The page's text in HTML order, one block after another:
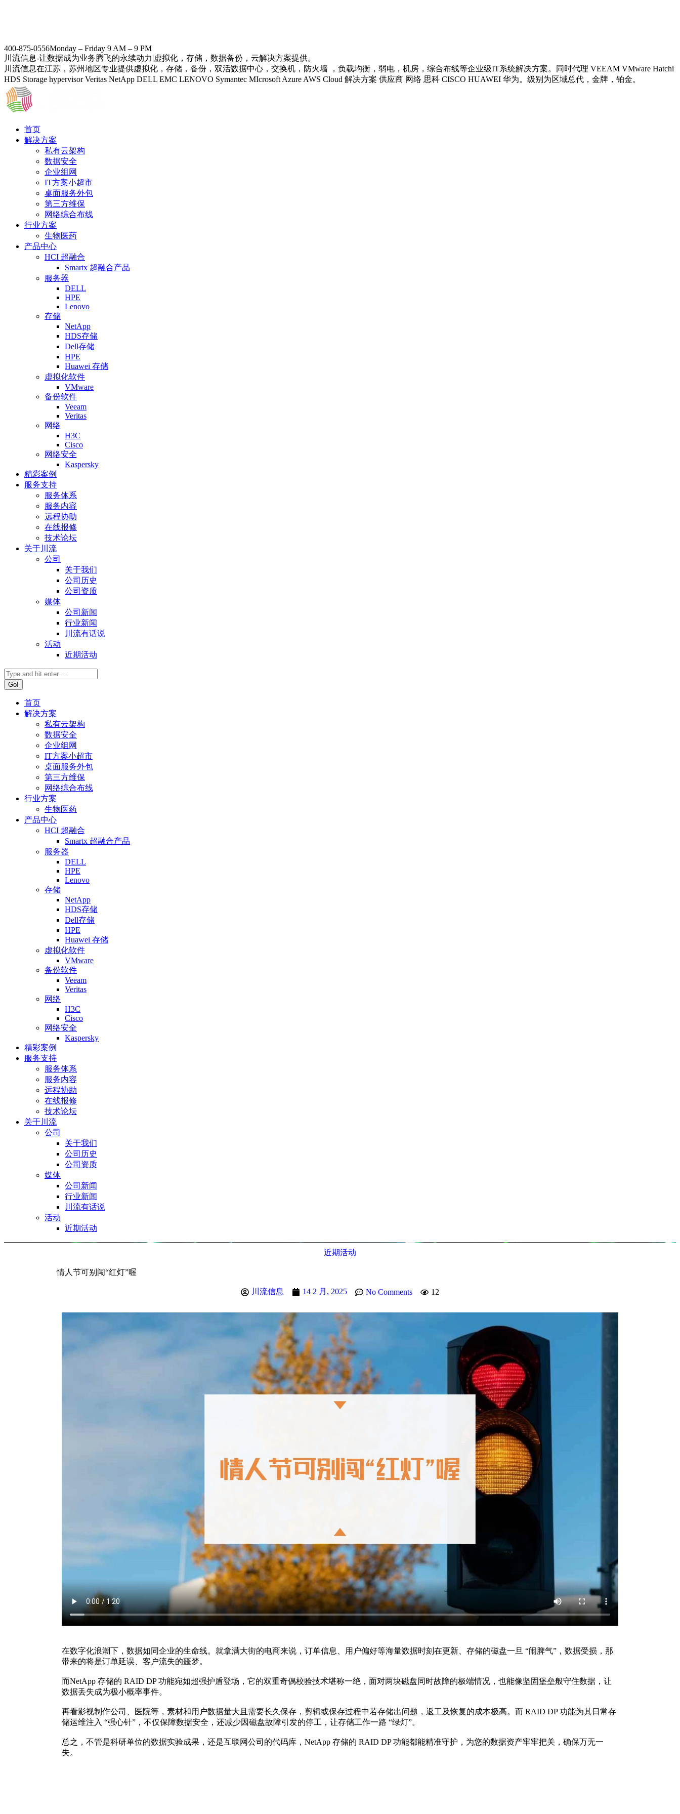
400-875-0556Monday – Friday 9 AM – 9 PM
川流信息-让数据成为业务腾飞的永续动力|虚拟化，存储，数据备份，云解决方案提供。
川流信息在江苏，苏州地区专业提供虚拟化，存储，备份，双活数据中心，交换机，防火墙 ，负载均衡，弱电，机房，综合布线等企业级IT系统解决方案。同时代理 VEEAM VMware Hatchi
HDS Storage hypervisor Veritas NetApp DELL EMC LENOVO Symantec MIcrosoft Azure AWS Cloud 解决方案 供应商 网络 思科 CISCO HUAWEI 华为。级别为区域总代，金牌，铂金。
首页
解决方案
私有云架构
数据安全
企业组网
IT方案小超市
桌面服务外包
第三方维保
网络综合布线
行业方案
生物医药
产品中心
HCI 超融合
Smartx 超融合产品
服务器
DELL
HPE
Lenovo
存储
NetApp
HDS存储
Dell存储
HPE
Huawei 存储
虚拟化软件
VMware
备份软件
Veeam
Veritas
网络
H3C
Cisco
网络安全
Kaspersky
精彩案例
服务支持
服务体系
服务内容
远程协助
在线报修
技术论坛
关于川流
公司
关于我们
公司历史
公司资质
媒体
公司新闻
行业新闻
川流有话说
活动
近期活动
首页
解决方案
私有云架构
数据安全
企业组网
IT方案小超市
桌面服务外包
第三方维保
网络综合布线
行业方案
生物医药
产品中心
HCI 超融合
Smartx 超融合产品
服务器
DELL
HPE
Lenovo
存储
NetApp
HDS存储
Dell存储
HPE
Huawei 存储
虚拟化软件
VMware
备份软件
Veeam
Veritas
网络
H3C
Cisco
网络安全
Kaspersky
精彩案例
服务支持
服务体系
服务内容
远程协助
在线报修
技术论坛
关于川流
公司
关于我们
公司历史
公司资质
媒体
公司新闻
行业新闻
川流有话说
活动
近期活动
近期活动
情人节可别闯“红灯”喔
川流信息 14 2 月, 2025 No Comments 12
在数字化浪潮下，数据如同企业的生命线。就拿满大街的电商来说，订单信息、用户偏好等海量数据时刻在更新、存储的磁盘一旦 “闹脾气”，数据受损，那
带来的将是订单延误、客户流失的噩梦。
而NetApp 存储的 RAID DP 功能宛如超强护盾登场，它的双重奇偶校验技术堪称一绝，面对两块磁盘同时故障的极端情况，也能像坚固堡垒般守住数据，让
数据丢失成为极小概率事件。
再看影视制作公司、医院等，素材和用户数据量大且需要长久保存，剪辑或保存过程中若存储出问题，返工及恢复的成本极高。而 RAID DP 功能为其日常存
储运维注入 “强心针”，不仅保障数据安全，还减少因磁盘故障引发的停工，让存储工作一路 “绿灯”。
总之，不管是科研单位的数据实验成果，还是互联网公司的代码库，NetApp 存储的 RAID DP 功能都能精准守护，为您的数据资产牢牢把关，确保万无一
失。